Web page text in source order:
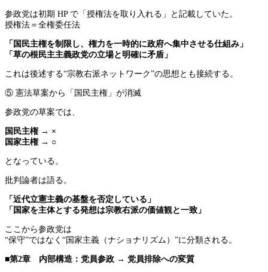
参政党は初期 HP で「授権法を取り入れる」と記載していた。
授権法＝全権委任法
「国民主権を制限し、権力を一時的に政府へ集中させる仕組み」
「草の根民主主義政党の立場と明確に矛盾」
これは後述する“宗教右派ネットワーク”の思想とも接続する。
⑤ 憲法草案から「国民主権」が消滅
参政党の草案では、
国民主権 → ×
国家主権 → ○
となっている。
批判論者は語る。
「近代立憲主義の基盤を否定している」
「国家を主体とする発想は宗教右派の価値観と一致」
ここから参政党は
“保守”ではなく“国家主義（ナショナリズム）”に分類される。
■第2章 内部構造：党員参政 → 党員排除への変質